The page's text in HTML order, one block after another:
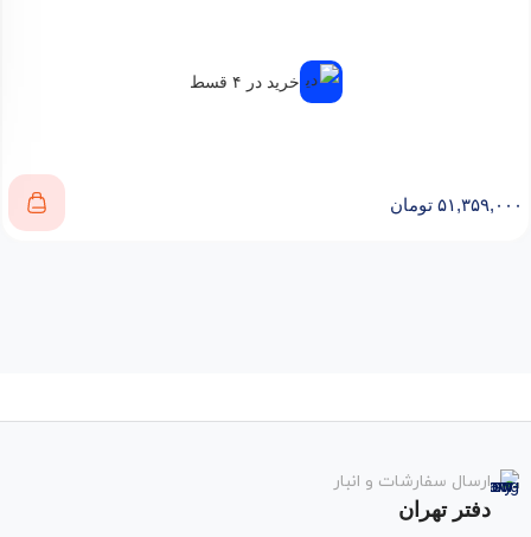
خرید در ۴ قسط
۵۱,۳۵۹,۰۰۰ تومان
ارسال سفارشات و انبار
دفتر تهران